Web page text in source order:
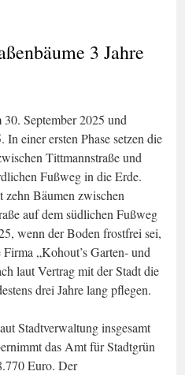
3 Jahre
September 2025 und
einer ersten Phase setzen die
Tittmannstraße und
Fußweg in die Erde.
Bäumen zwischen
auf dem südlichen Fußweg
wenn der Boden frostfrei sei,
„Kohout’s Garten- und
laut Vertrag mit der Stadt die
drei Jahre lang pflegen.
Stadtverwaltung insgesamt
das Amt für Stadtgrün
Euro. Der